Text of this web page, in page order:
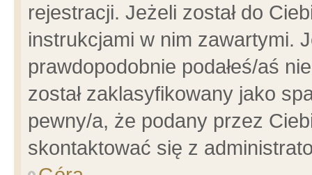
rejestracji. Jeżeli został do
instrukcjami w nim zawartymi.
prawdopodobnie podałeś/aś
został zaklasyfikowany jako
pewny/a, że podany przez
skontaktować się z